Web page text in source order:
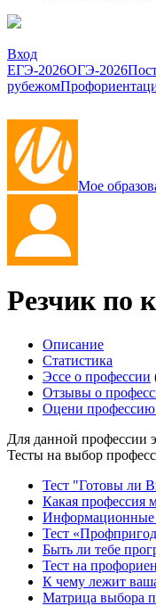
Вход
ЕГЭ-2026ОГЭ-2026
рубежом
Мое
Резчик по
Описание
Статистика
Эссе о профессии
Отзывы о
Оцени
Для данной профессии
Тесты на выбор
Тест "Готовы ли
Какая профессия
Информационные
Тест
Быть ли тебе
Тест на
К чему лежит
Матрица выбора